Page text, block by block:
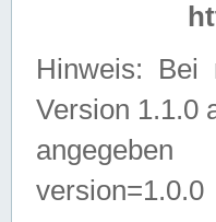
Hinweis: Bei
Version 1.1.0
angegeben
version=1.0.0